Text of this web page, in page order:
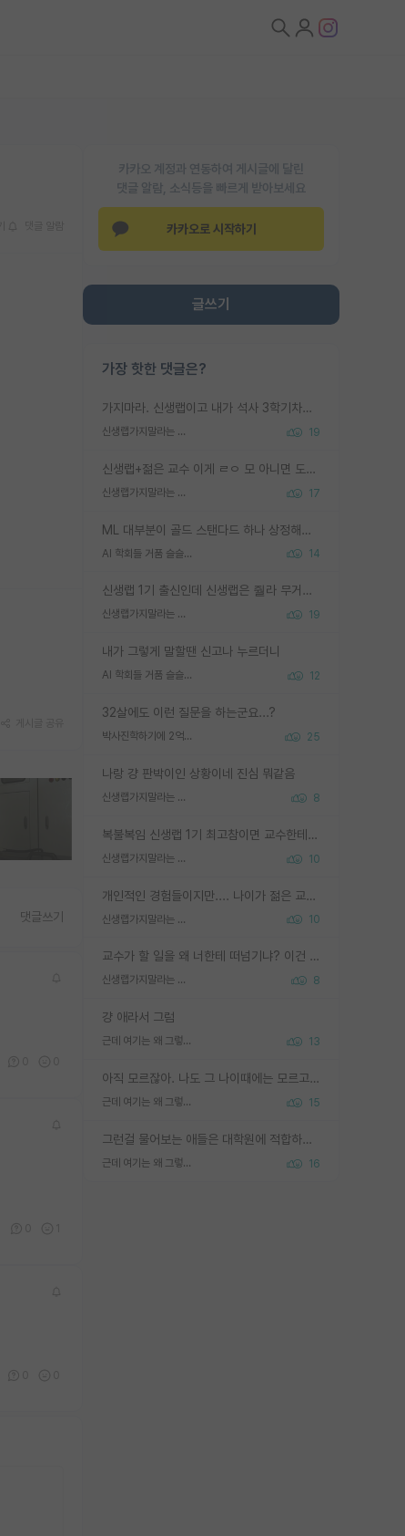
카카오 계정과 연동하여 게시글에 달린
댓글 알람, 소식등을 빠르게 받아보세요
카카오로 시작하기
글쓰기
가장 핫한 댓글은?
가지마라. 신생랩이고 내가 석사 3학기차인데 최고참인데 나도 아무것도 모르는데 교수가 후배들 왜 논문 교육 안시키냐. 논문 왜 안 써오냐 닦달한다
신생랩가지말라는 이유가 있었구나 19
신생랩+젊은 교수 이게 ㄹㅇ 모 아니면 도인듯.
신생랩가지말라는 이유가 있었구나 17
ML 대부분이 골드 스탠다드 하나 상정해놓고 (벤치마크 데이터셋이 여러 개면 여러 개 상정) 그거 얼마나 잘 맞추나 싸움임 가끔 번뜩이는 설계 철학을 보여주는 논문들도 있지만 대부분 그거 성적 얼마나 더 올리느라에 혈안이 되어 있는 측면이 잇음
AI 학회들 거품 슬슬 지적이 나오네요 14
신생랩 1기 출신인데 신생랩은 줠라 무거운 바벨 같은거임. 들면 대박인데 못들면 깔려 죽음. 아무도 알려주지 않는 환경에서 자생해야하지만, 일단 살아남았다면 그 어떤 사람보다 악착같고 생존력 높은 사람으로 거듭날 수 있음
신생랩가지말라는 이유가 있었구나 19
내가 그렇게 말할땐 신고나 누르더니
AI 학회들 거품 슬슬 지적이 나오네요 12
32살에도 이런 질문을 하는군요...?
박사진학하기에 2억은 괜찮은 (?) 정도의 경제력인가요 25
나랑 걍 판박이인 상황이네 진심 뭐같음
신생랩가지말라는 이유가 있었구나 8
복불복임 신생랩 1기 최고참이면 교수한테 직접 지도받는 시간이 매우 많음 제대로 된 교수라면 말이지 그게 아니라면 그냥 넌 해방 불가능한 노예 1호에 감점쓰레기통이 되는거고
신생랩가지말라는 이유가 있었구나 10
개인적인 경험들이지만.... 나이가 젊은 교수일수록 꼰대라는 가면을 쓴 채로 무례함을 행동하는 경우가 거의 90% 정도였음. 나이가 어린데 다른 또래들과 달리 명예, 권력, 재력까지 얻었으니 세상 다 가진 기분이겠지. 오히러 나이 든 교수들이 행동과 말을 더 조심하시더라.
신생랩가지말라는 이유가 있었구나 10
교수가 할 일을 왜 너한테 떠넘기냐? 이건 교수가 제대로 잘 알지 못하는 경우일텐데...
신생랩가지말라는 이유가 있었구나 8
걍 애라서 그럼
근데 여기는 왜 그렇게 SPK를 물어보는거임? 13
아직 모르잖아. 나도 그 나이때에는 모르고 평가 받고 안심하고 싶었어.
근데 여기는 왜 그렇게 SPK를 물어보는거임? 15
그런걸 물어보는 애들은 대학원에 적합하지 않다
근데 여기는 왜 그렇게 SPK를 물어보는거임? 16
댓글쓰기